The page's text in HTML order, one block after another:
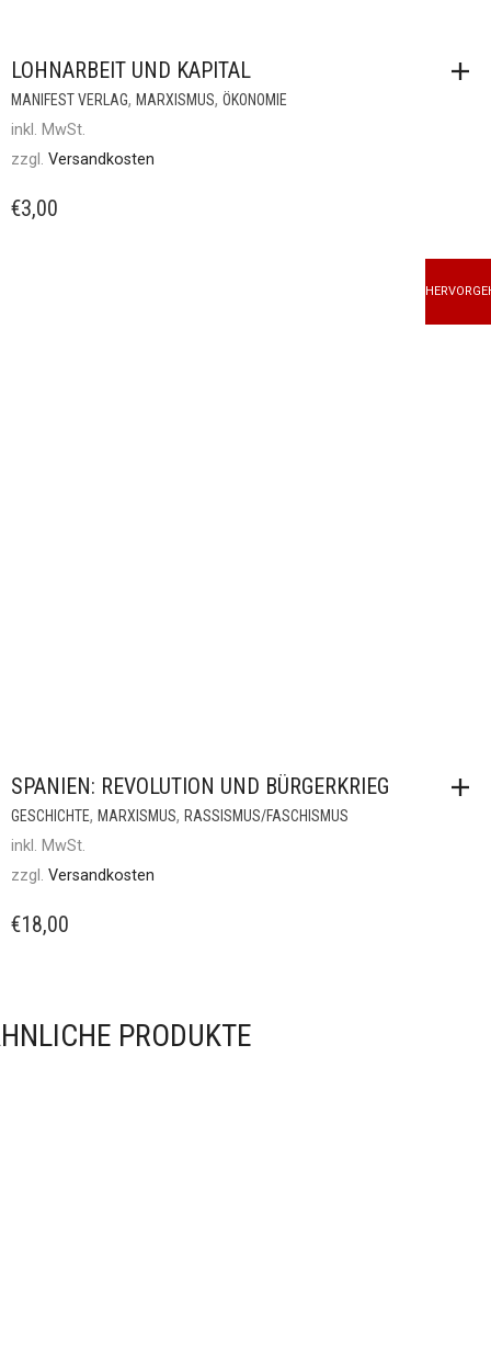
LOHNARBEIT UND KAPITAL
MANIFEST VERLAG, MARXISMUS, ÖKONOMIE
inkl. MwSt.
zzgl. Versandkosten
€3,00
SPANIEN: REVOLUTION UND BÜRGERKRIEG
GESCHICHTE, MARXISMUS, RASSISMUS/FASCHISMUS
inkl. MwSt.
zzgl. Versandkosten
€18,00
PRODUKTE